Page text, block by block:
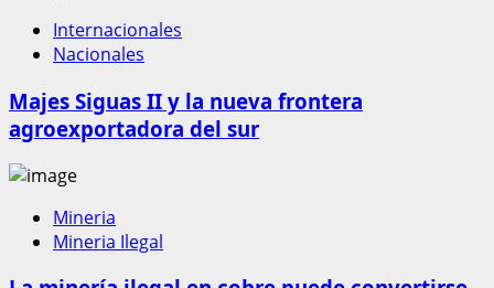
Internacionales
Nacionales
Majes Siguas II y la nueva frontera
agroexportadora del sur
Mineria
Mineria Ilegal